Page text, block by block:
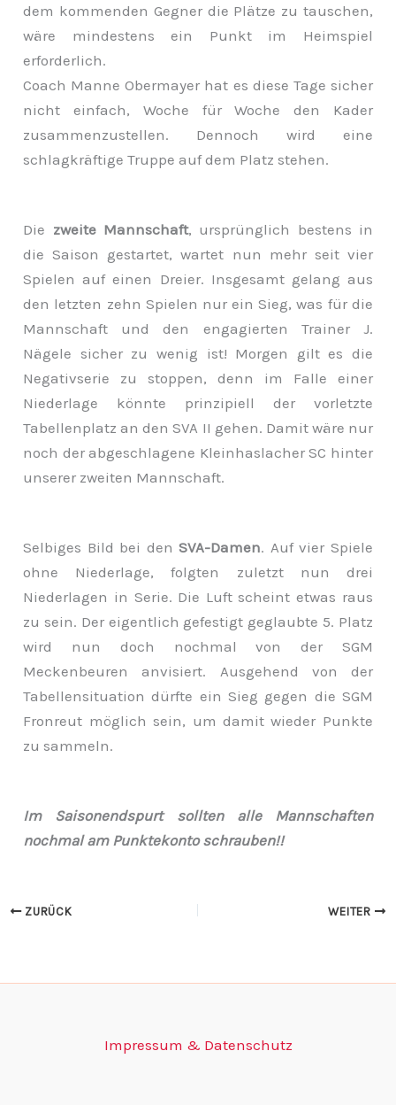
dem kommenden Gegner die Plätze zu tauschen,
wäre mindestens ein Punkt im Heimspiel
erforderlich.
Coach Manne Obermayer hat es diese Tage sicher
nicht einfach, Woche für Woche den Kader
zusammenzustellen. Dennoch wird eine
schlagkräftige Truppe auf dem Platz stehen.
Die zweite Mannschaft, ursprünglich bestens in
die Saison gestartet, wartet nun mehr seit vier
Spielen auf einen Dreier. Insgesamt gelang aus
den letzten zehn Spielen nur ein Sieg, was für die
Mannschaft und den engagierten Trainer J.
Nägele sicher zu wenig ist! Morgen gilt es die
Negativserie zu stoppen, denn im Falle einer
Niederlage könnte prinzipiell der vorletzte
Tabellenplatz an den SVA II gehen. Damit wäre nur
noch der abgeschlagene Kleinhaslacher SC hinter
unserer zweiten Mannschaft.
Selbiges Bild bei denSVA-Damen. Auf vier Spiele
ohne Niederlage, folgten zuletzt nun drei
Niederlagen in Serie. Die Luft scheint etwas raus
zu sein. Der eigentlich gefestigt geglaubte 5. Platz
wird nun doch nochmal von der SGM
Meckenbeuren anvisiert. Ausgehend von der
Tabellensituation dürfte ein Sieg gegen die SGM
Fronreut möglich sein, um damit wieder Punkte
zu sammeln.
Im Saisonendspurt sollten alle Mannschaften
nochmal am Punktekonto schrauben!!
ZURÜCK WEITER
Impressum & Datenschutz